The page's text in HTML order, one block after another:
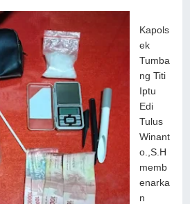
Kapols
ek
Tumba
ng Titi
Iptu
Edi
Tulus
Winant
o.,S.H
memb
enarka
n